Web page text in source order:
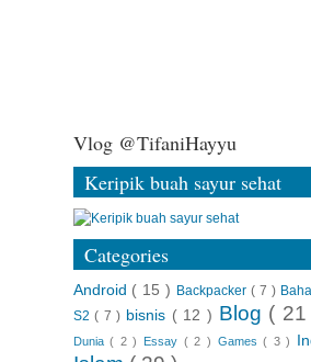
Vlog @TifaniHayyu
Keripik buah sayur sehat
Categories
Android ( 15 ) Backpacker( 7 )
S2( 7 ) bisnis ( 12 ) Blog ( 21
Dunia( 2 ) Essay ( 2 ) Games( 3 )